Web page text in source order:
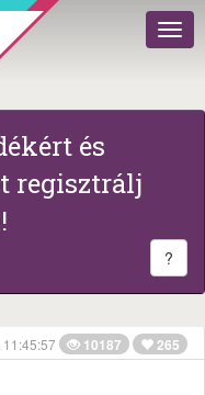
és
regisztrálj
?
10187 265